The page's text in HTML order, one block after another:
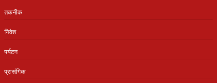
तकनीक
निवेश
पर्यटन
प्रासंगिक